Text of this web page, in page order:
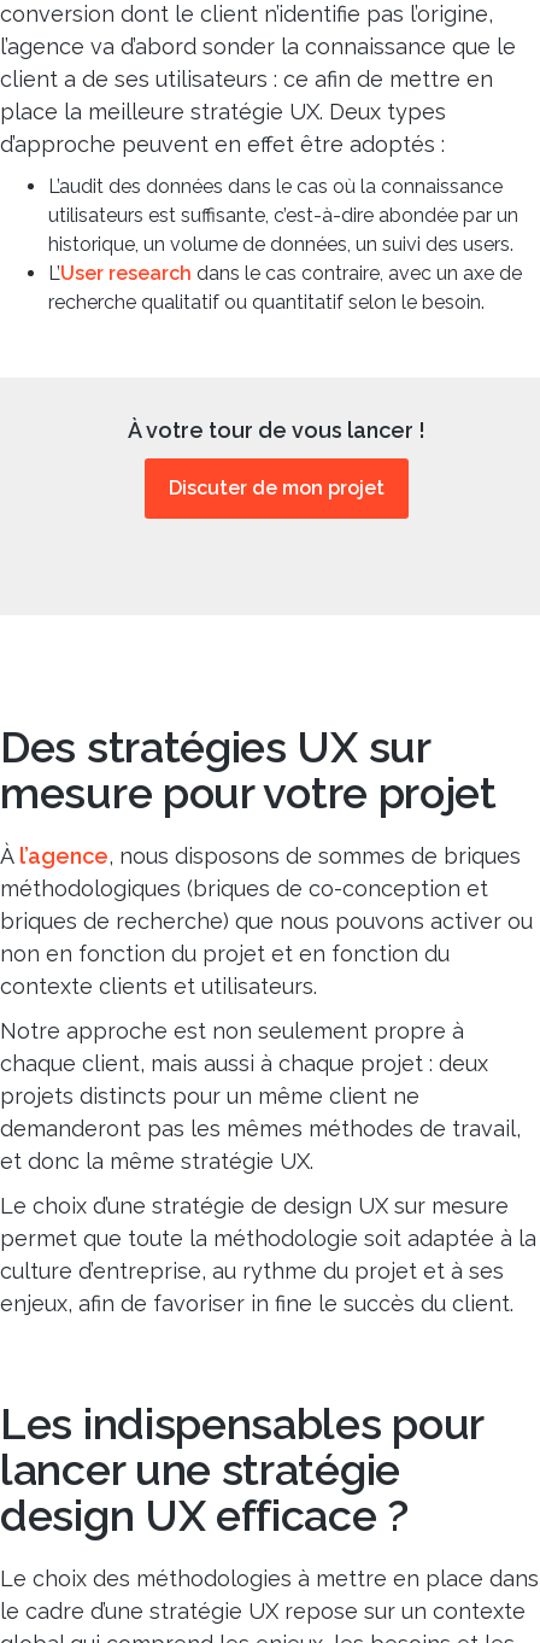
conversion dont le client n’identifie pas l’origine,
l’agence va d’abord sonder la connaissance que le
client a de ses utilisateurs : ce afin de mettre en
place la meilleure stratégie UX. Deux types
d’approche peuvent en effet être adoptés :
L’audit des données dans le cas où la connaissance
utilisateurs est suffisante, c’est-à-dire abondée par un
historique, un volume de données, un suivi des users.
L’User research dans le cas contraire, avec un axe de
recherche qualitatif ou quantitatif selon le besoin.
À votre tour de vous lancer !
Discuter de mon projet
Des stratégies UX sur
mesure pour votre projet
À l’agence, nous disposons de sommes de briques
méthodologiques (briques de co-conception et
briques de recherche) que nous pouvons activer ou
non en fonction du projet et en fonction du
contexte clients et utilisateurs.
Notre approche est non seulement propre à
chaque client, mais aussi à chaque projet : deux
projets distincts pour un même client ne
demanderont pas les mêmes méthodes de travail,
et donc la même stratégie UX.
Le choix d’une stratégie de design UX sur mesure
permet que toute la méthodologie soit adaptée à la
culture d’entreprise, au rythme du projet et à ses
enjeux, afin de favoriser in fine le succès du client.
Les indispensables pour
lancer une stratégie
design UX efficace ?
Le choix des méthodologies à mettre en place dans
le cadre d’une stratégie UX repose sur un contexte